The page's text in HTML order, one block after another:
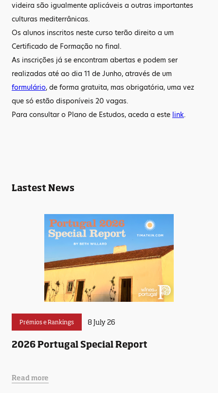
videira são igualmente aplicáveis a outras importantes
culturas mediterrânicas.
Os alunos inscritos neste curso terão direito a um
Certificado de Formação no final.
As inscrições já se encontram abertas e podem ser
realizadas até ao dia 11 de Junho, através de um
formulário, de forma gratuita, mas obrigatória, uma vez
que só estão disponíveis 20 vagas.
Para consultar o Plano de Estudos, aceda a este link.
Lastest News
Prémios e Rankings 8 July 26
2026 Portugal Special Report
Read more